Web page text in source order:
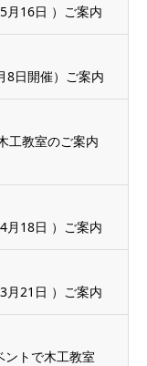
月16日 ）ご案内
8日開催）ご案内
工教室のご案内
月18日 ）ご案内
月21日 ）ご案内
ントで木工教室